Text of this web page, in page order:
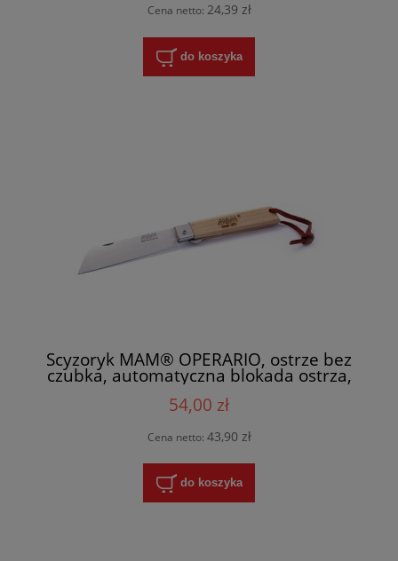
Cena netto: 24,39 zł
do koszyka
Scyzoryk MAM® OPERARIO, ostrze bez
czubka, automatyczna blokada ostrza,
pętelka z rzemyka 2043
54,00 zł
Cena netto: 43,90 zł
do koszyka